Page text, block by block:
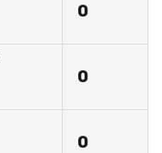
0
0
0